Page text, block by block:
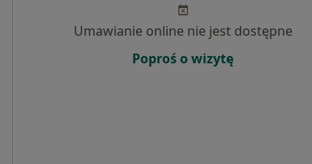
Umawianie online nie jest dostępne
Poproś o wizytę